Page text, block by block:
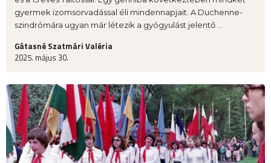
gyermek izomsorvadással éli mindennapjait. A Duchenne-
szindrómára ugyan már létezik a gyógyulást jelentő ...
Gátasné Szatmári Valéria
2025. május 30.